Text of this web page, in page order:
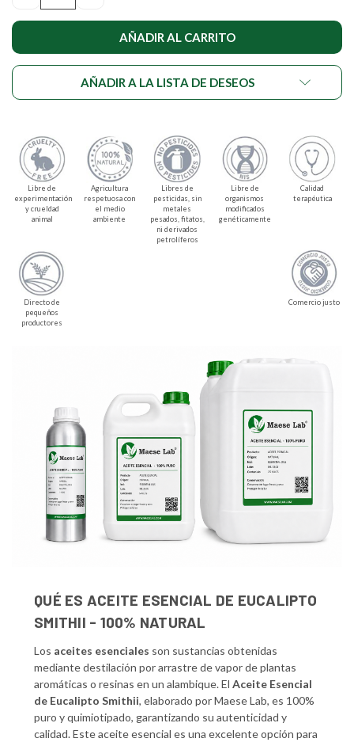
CANTIDAD
DE DE
UNDEFINED
AÑADIR A LA LISTA DE DESEOS
Libre de
experimentación
y crueldad
animal
Agricultura
respetuosa con
el medio
ambiente
Libres de
pesticidas, sin
metales
pesados, fitatos,
ni derivados
petrolíferos
Libre de
organismos
modificados
genéticamente
Calidad
terapéutica
Directo de
pequeños
productores
Comercio justo
QUÉ ES ACEITE ESENCIAL DE EUCALIPTO
SMITHII - 100% NATURAL
Los aceites esenciales son sustancias obtenidas
mediante destilación por arrastre de vapor de plantas
aromáticas o resinas en un alambique. El Aceite Esencial
de Eucalipto Smithii, elaborado por Maese Lab, es 100%
puro y quimiotipado, garantizando su autenticidad y
calidad. Este aceite esencial es una excelente opción para